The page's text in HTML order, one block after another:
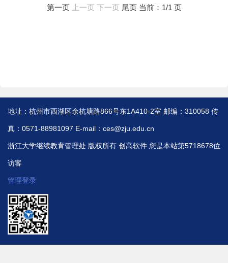
第一页上一页 下一页 尾页 当前：1/1 页
地址：杭州市西湖区余杭塘路866号东1A410-2室 邮编：310058 传
真：0571-88981097 E-mail：ces@zju.edu.cn
浙江大学继续教育管理处 版权所有 创高软件 您是本站第5718678位
访客
管理登录